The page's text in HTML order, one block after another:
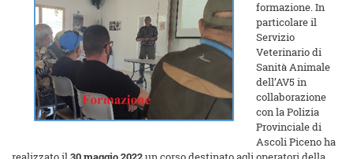
formazione. In
particolare il
Servizio
Veterinario di
Sanità Animale
dell’AV5 in
collaborazione
con la Polizia
Provinciale di
Ascoli Piceno ha